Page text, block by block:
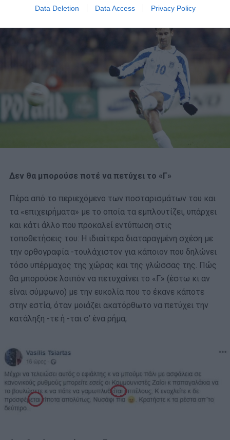
Data Deletion Data Access Privacy Policy
Δεν θα μπορούσε ποτέ να πετύχει το «Γ»
Πέρα από το περιεχόμενο των ποσταρισμάτων του και
τα «επιχειρήματα» με το οποία τα εμπλουτίζει, υπάρχει
και κάτι άλλο που προκαλεί εντύπωση στις
τοποθετήσεις του: Η ιδιαίτερα διαταραγμένη σχέση με
την ορθογραφία -τουλάχιστον για κάποιον που δηλώνει
τόσο υπέρμαχος της χώρας και της γλώσσας της. Πώς
θα μπορούσε λοιπόν να πετυχαίνει το «Γ» (έστω κι αν
είναι σύμφωνο) με την ευκολία που το έκανε κάποτε
στην εστία, όταν μοιάζει ακατόρθωτο να πετύχει την
κατάληξη -τε ή -ται σ’ ένα ρήμα;